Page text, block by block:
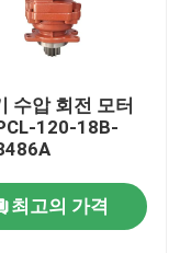
수압 회전 모터
120-18B-
최고의 가격